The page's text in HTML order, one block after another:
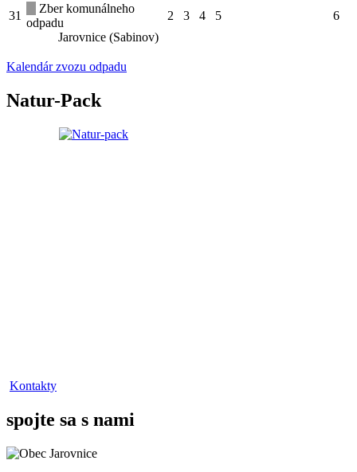
31
Zber komunálneho
odpadu
Jarovnice (Sabinov)
2 3 4 5 6
Kalendár zvozu odpadu
Natur-Pack
Kontakty
spojte sa s nami